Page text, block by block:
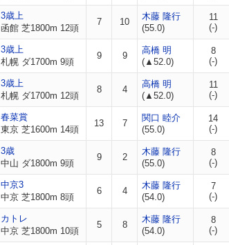
3歳上
函館 芝1800m 12頭
7 10
木藤 隆行
(55.0)
11
(-)
3歳上
札幌 ダ1700m 9頭
9 9
高橋 明
(▲52.0)
8
(-)
3歳上
札幌 ダ1700m 12頭
8 4
高橋 明
(▲52.0)
11
(-)
春菜賞
東京 芝1600m 14頭
13 7
関口 睦介
(55.0)
14
(-)
3歳
中山 ダ1800m 9頭
9 2
木藤 隆行
(55.0)
8
(-)
中京3
中京 芝1800m 8頭
6 4
木藤 隆行
(54.0)
7
(-)
カトレ
中京 芝1800m 10頭
5 8
木藤 隆行
(54.0)
8
(-)